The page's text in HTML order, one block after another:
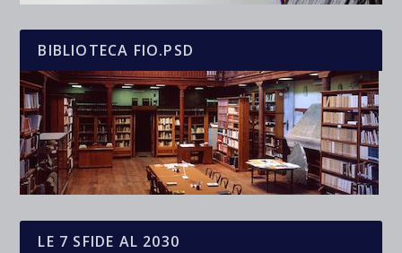
BIBLIOTECA FIO.PSD
LE 7 SFIDE AL 2030